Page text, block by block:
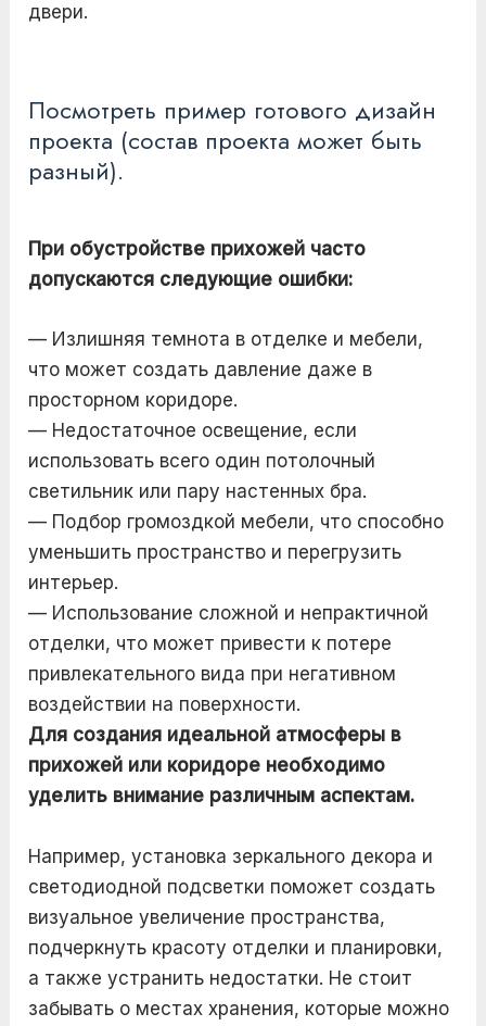
двери.
Посмотреть пример готового дизайн
проекта (состав проекта может быть
разный).
При обустройстве прихожей часто
допускаются следующие ошибки:
— Излишняя темнота в отделке и мебели,
что может создать давление даже в
просторном коридоре.
— Недостаточное освещение, если
использовать всего один потолочный
светильник или пару настенных бра.
— Подбор громоздкой мебели, что способно
уменьшить пространство и перегрузить
интерьер.
— Использование сложной и непрактичной
отделки, что может привести к потере
привлекательного вида при негативном
воздействии на поверхности.
Для создания идеальной атмосферы в
прихожей или коридоре необходимо
уделить внимание различным аспектам.
Например, установка зеркального декора и
светодиодной подсветки поможет создать
визуальное увеличение пространства,
подчеркнуть красоту отделки и планировки,
а также устранить недостатки. Не стоит
забывать о местах хранения, которые можно